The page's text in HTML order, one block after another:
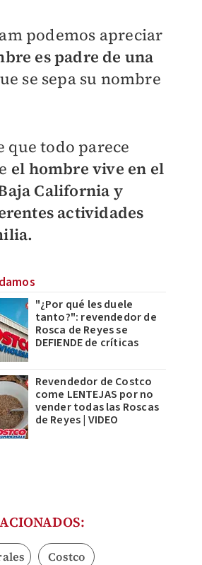
podemos apreciar
es padre de una
se sepa su nombre
que todo parece
el hombre vive en el
California y
actividades
"¿Por qué les duele
tanto?": revendedor de
Rosca de Reyes se
DEFIENDE de críticas
Revendedor de Costco
come LENTEJAS por no
vender todas las Roscas
de Reyes | VIDEO
Costco